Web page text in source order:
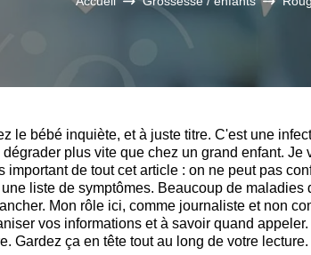
le bébé inquiète, et à juste titre. C'est une
plus vite que chez un grand enfant.
important de tout cet article : on ne peut pas
liste de symptômes. Beaucoup de
Mon rôle ici, comme journaliste et non
vos informations et à savoir quand
Gardez ça en tête tout au long de votre lecture.